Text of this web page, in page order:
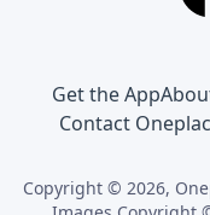
Get the App
Contact
Copyright © 2026,